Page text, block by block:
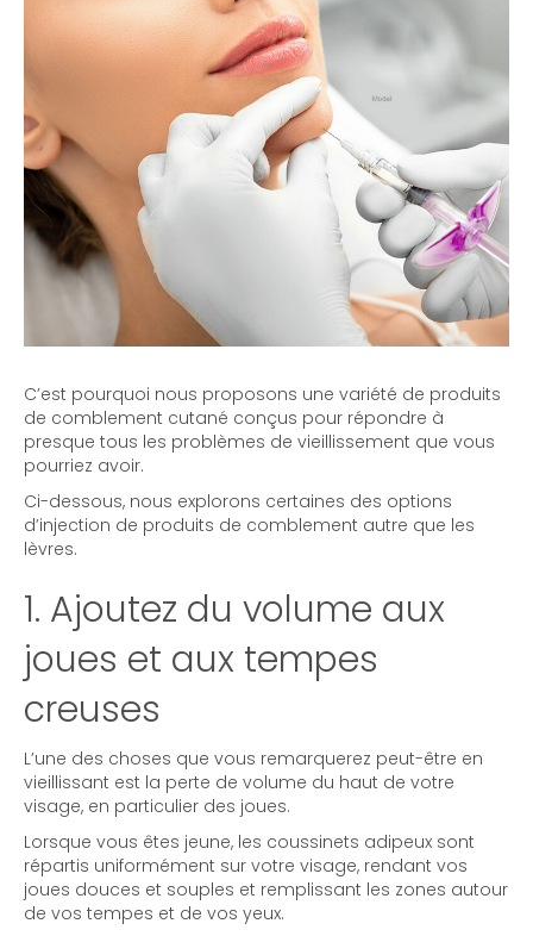
C’est pourquoi nous proposons une variété de produits
de comblement cutané conçus pour répondre à
presque tous les problèmes de vieillissement que vous
pourriez avoir.
Ci-dessous, nous explorons certaines des options
d’injection de produits de comblement autre que les
lèvres.
1. Ajoutez du volume aux
joues et aux tempes
creuses
L’une des choses que vous remarquerez peut-être en
vieillissant est la perte de volume du haut de votre
visage, en particulier des joues.
Lorsque vous êtes jeune, les coussinets adipeux sont
répartis uniformément sur votre visage, rendant vos
joues douces et souples et remplissant les zones autour
de vos tempes et de vos yeux.